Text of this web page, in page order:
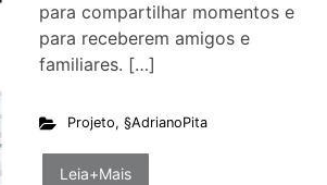
para compartilhar momentos e
para receberem amigos e
familiares. […]
Projeto, §AdrianoPita
Leia+Mais